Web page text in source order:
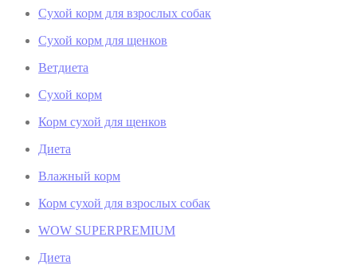
Сухой корм для взрослых собак
Сухой корм для щенков
Ветдиета
Сухой корм
Корм сухой для щенков
Диета
Влажный корм
Корм сухой для взрослых собак
WOW SUPERPREMIUM
Диета